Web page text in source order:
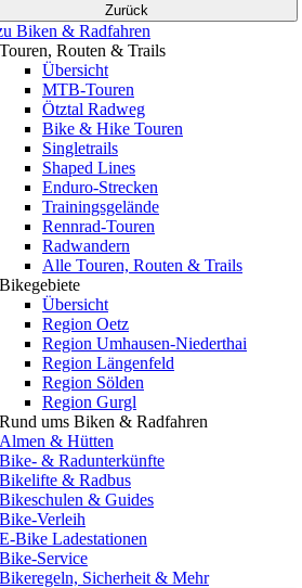
Zurück
Biken & Radfahren
Touren, Routen & Trails
Übersicht
MTB-Touren
Ötztal Radweg
Bike & Hike Touren
Singletrails
Shaped Lines
Enduro-Strecken
Trainingsgelände
Rennrad-Touren
Radwandern
Alle Touren, Routen & Trails
Bikegebiete
Übersicht
Region Oetz
Region Umhausen-Niederthai
Region Längenfeld
Region Sölden
Region Gurgl
Rund ums Biken & Radfahren
Almen & Hütten
Bike- & Radunterkünfte
Bikelifte & Radbus
Bikeschulen & Guides
Bike-Verleih
E-Bike Ladestationen
Bike-Service
Bikeregeln, Sicherheit & Mehr